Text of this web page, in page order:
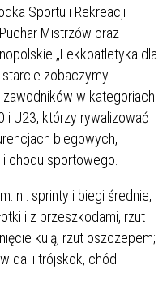
Sportu i Rekreacji
Mistrzów oraz
„Lekkoatletyka dla
starcie zobaczymy
w kategoriach
i U23, którzy rywalizować
biegowych,
chodu sportowego.
sprinty i biegi średnie,
i z przeszkodami, rzut
kulą, rzut oszczepem;
dal i trójskok, chód